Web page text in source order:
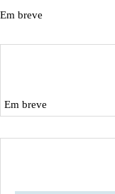
Em breve
Em breve